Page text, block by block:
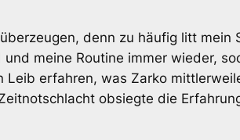
denn zu häufig litt mein
meine Routine immer wieder,
erfahren, was Zarko
obsiegte die